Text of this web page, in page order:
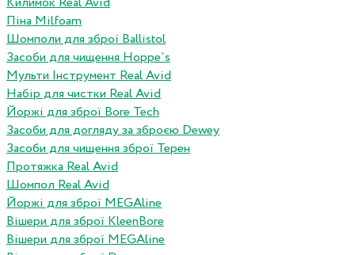
Піна Milfoam
Шомполи для зброї Ballistol
Засоби для чищення Hoppe`s
Мульти Інструмент Real Avid
Набір для чистки Real Avid
Йоржі для зброї Bore Tech
Засоби для догляду за зброєю Dewey
Засоби для чищення зброї Терен
Протяжка Real Avid
Шомпол Real Avid
Йоржі для зброї MEGAline
Вішери для зброї KleenBore
Вішери для зброї MEGAline